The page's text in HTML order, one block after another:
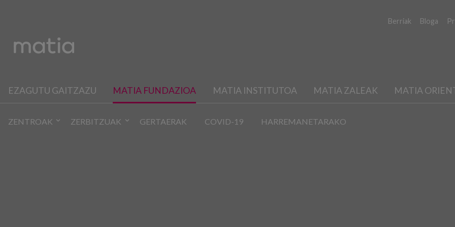
Berriak Bloga
EZAGUTU GAITZAZU MATIA FUNDAZIOA MATIA INSTITUTOA MATIA ZALEAK MATIA
ZENTROAK ZERBITZUAK GERTAERAK COVID-19 HARREMANETARAKO